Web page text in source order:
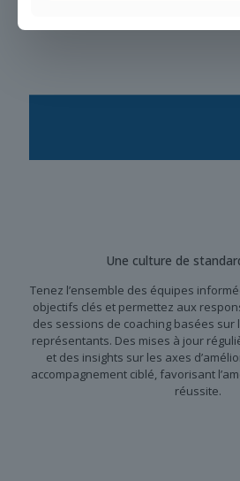
Une culture de
Tenez l’ensemble des équipes
objectifs clés et permettez aux
des sessions de coaching basées
représentants. Des mises à jour
et des insights sur les axes
accompagnement ciblé, favorisant
réussite.